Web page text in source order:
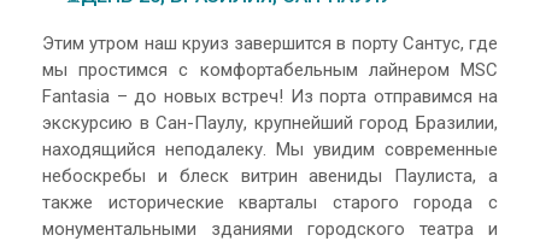
Этим утром наш круиз завершится в порту Сантус, где
мы простимся с комфортабельным лайнером MSC
Fantasia – до новых встреч! Из порта отправимся на
экскурсию в Сан-Паулу, крупнейший город Бразилии,
находящийся неподалеку. Мы увидим современные
небоскребы и блеск витрин авениды Паулиста, а
также исторические кварталы старого города с
монументальными зданиями городского театра и